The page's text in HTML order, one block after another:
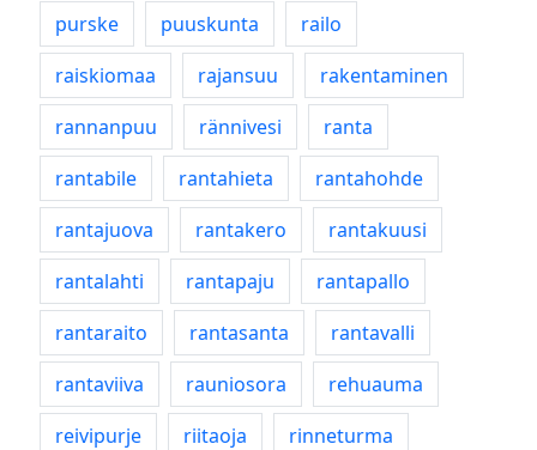
purske puuskunta
railo
raiskiomaa
rajansuu
rakentaminen
rannanpuu
rännivesi
ranta
rantabile
rantahieta
rantahohde
rantajuova
rantakero
rantakuusi
rantalahti
rantapaju
rantapallo
rantaraito
rantasanta
rantavalli
rantaviiva
rauniosora
rehuauma
reivipurje
riitaoja
rinneturma